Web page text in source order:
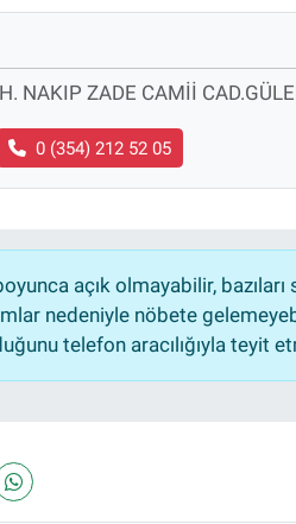
NAKIP ZADE CAMİİ
0 (354) 212 52 05
açık olmayabilir,
nedeniyle nöbete
telefon aracılığıyla teyit